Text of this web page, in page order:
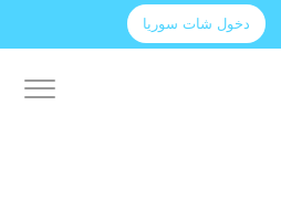
دخول شات سوريا